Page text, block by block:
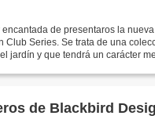
encantada de presentaros la
Club Series. Se trata de una
jardín y que tendrá un carácter
de Blackbird